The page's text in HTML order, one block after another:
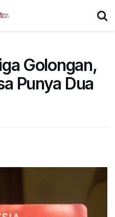
Golongan,
Punya Dua